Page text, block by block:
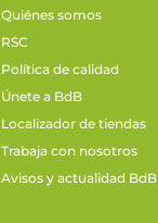
Quiénes somos
RSC
Política de calidad
Únete a BdB
Localizador de tiendas
Trabaja con nosotros
Avisos y actualidad BdB